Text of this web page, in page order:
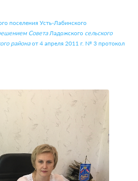
поселения Усть-Лабинского
Совета Ладожского сельского
районаот 4 апреля 2011 г. № 3 протокол